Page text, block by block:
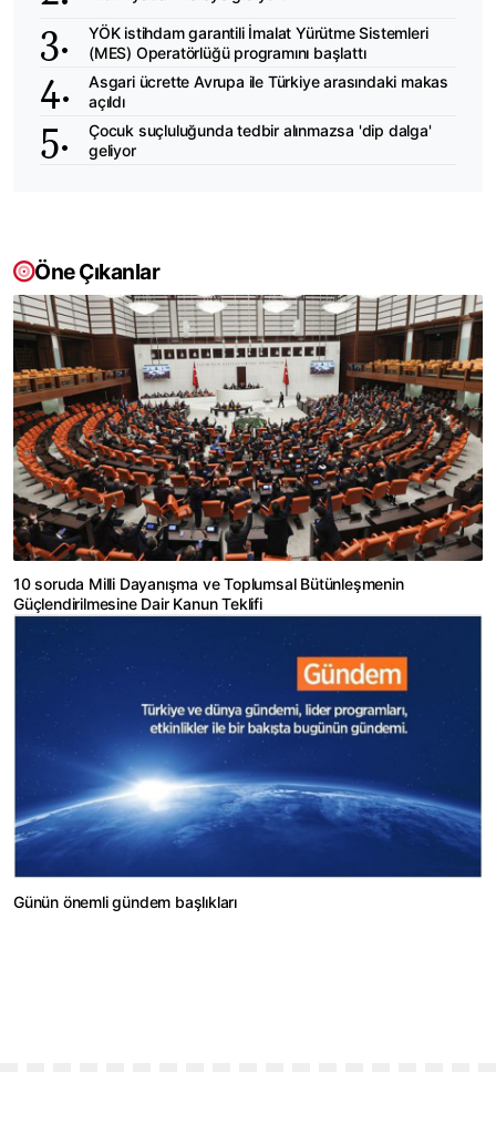
YÖK istihdam garantili İmalat Yürütme Sistemleri
(MES) Operatörlüğü programını başlattı
Asgari ücrette Avrupa ile Türkiye arasındaki makas
açıldı
Çocuk suçluluğunda tedbir alınmazsa 'dip dalga'
geliyor
Öne Çıkanlar
10 soruda Milli Dayanışma ve Toplumsal Bütünleşmenin
Güçlendirilmesine Dair Kanun Teklifi
Günün önemli gündem başlıkları